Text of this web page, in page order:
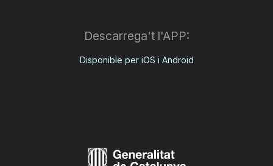
Descarrega't l'APP:
Disponible per iOS i Android